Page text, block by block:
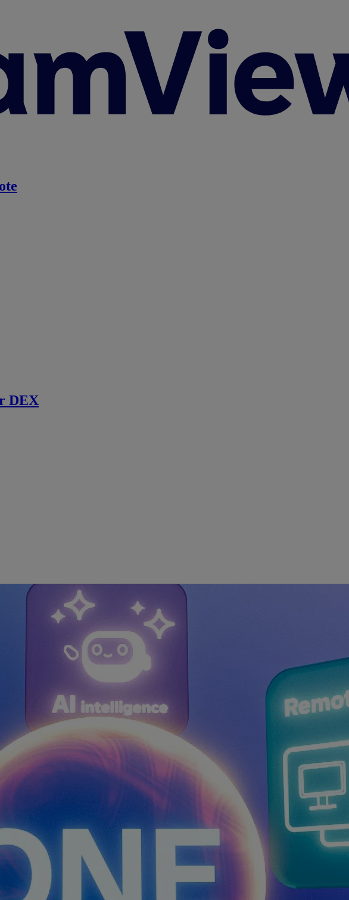
DEX